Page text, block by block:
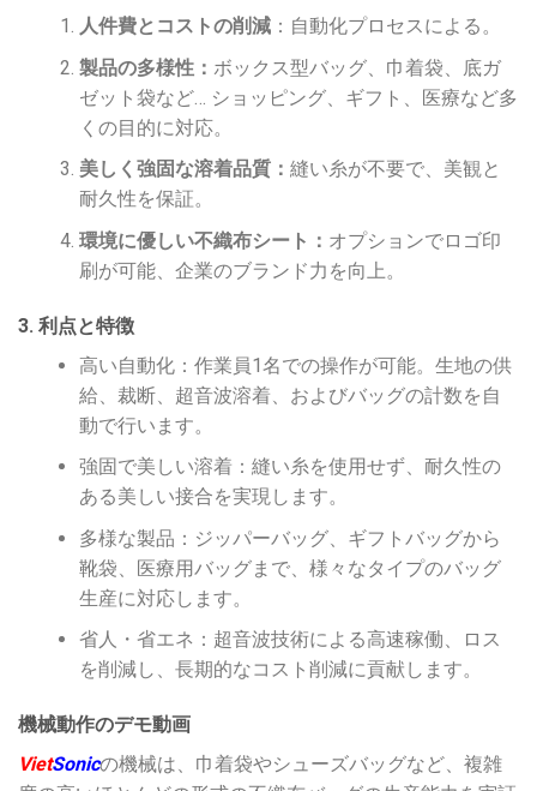
人件費とコストの削減：自動化プロセスによる。
製品の多様性： ボックス型バッグ、巾着袋、底ガ
ゼット袋など… ショッピング、ギフト、医療など多
くの目的に対応。
美しく強固な溶着品質： 縫い糸が不要で、美観と
耐久性を保証。
環境に優しい不織布シート： オプションでロゴ印
刷が可能、企業のブランド力を向上。
3. 利点と特徴
高い自動化：作業員1名での操作が可能。生地の供
給、裁断、超音波溶着、およびバッグの計数を自
動で行います。
強固で美しい溶着：縫い糸を使用せず、耐久性の
ある美しい接合を実現します。
多様な製品：ジッパーバッグ、ギフトバッグから
靴袋、医療用バッグまで、様々なタイプのバッグ
生産に対応します。
省人・省エネ：超音波技術による高速稼働、ロス
を削減し、長期的なコスト削減に貢献します。
機械動作のデモ動画
VietSonicの機械は、巾着袋やシューズバッグなど、複雑